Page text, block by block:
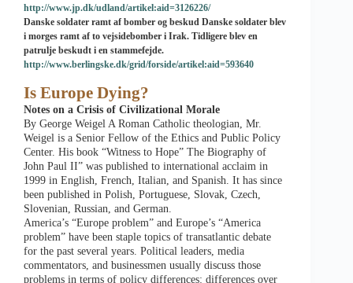
http://www.jp.dk/udland/artikel:aid=3126226/
Danske soldater ramt af bomber og beskud Danske soldater blev
i morges ramt af to vejsidebomber i Irak. Tidligere blev en
patrulje beskudt i en stammefejde.
http://www.berlingske.dk/grid/forside/artikel:aid=593640
Is Europe Dying?
Notes on a Crisis of Civilizational Morale
By George Weigel A Roman Catholic theologian, Mr.
Weigel is a Senior Fellow of the Ethics and Public Policy
Center. His book “Witness to Hope” The Biography of
John Paul II” was published to international acclaim in
1999 in English, French, Italian, and Spanish. It has since
been published in Polish, Portuguese, Slovak, Czech,
Slovenian, Russian, and German.
America’s “Europe problem” and Europe’s “America
problem” have been staple topics of transatlantic debate
for the past several years. Political leaders, media
commentators, and businessmen usually discuss those
problems in terms of policy differences: differences over